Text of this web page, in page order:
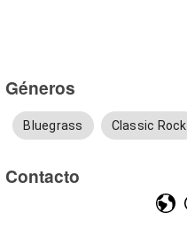
Géneros
Bluegrass Classic Rock
Contacto